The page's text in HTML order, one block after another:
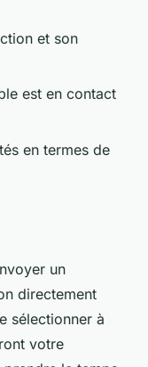
et son
est en contact
en termes de
un
directement
sélectionner à
votre